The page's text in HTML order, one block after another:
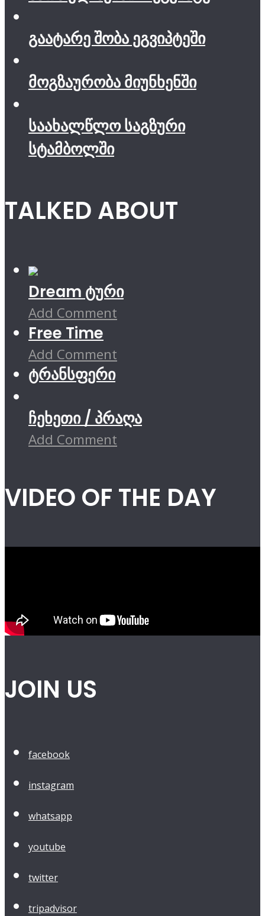
გაატარე შობა ეგვიპტეში
მოგზაურობა მიუნხენში
საახალწლო საგზური
სტამბოლში
TALKED ABOUT
Dream ტური
Add Comment
Free Time
Add Comment
ტრანსფერი
ჩეხეთი / პრაღა
Add Comment
VIDEO OF THE DAY
JOIN US
facebook
instagram
whatsapp
youtube
twitter
tripadvisor